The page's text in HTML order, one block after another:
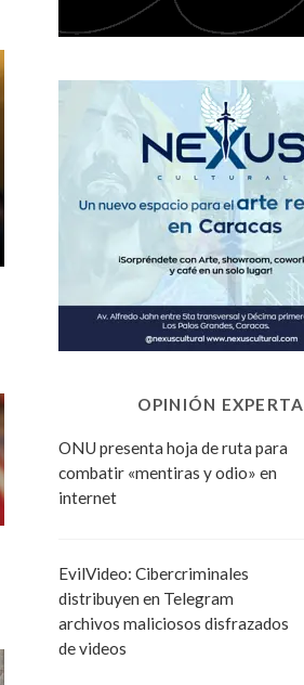
OPINIÓN EXPERTA
ONU presenta hoja de ruta para
combatir «mentiras y odio» en
internet
EvilVideo: Cibercriminales
distribuyen en Telegram
archivos maliciosos disfrazados
de videos